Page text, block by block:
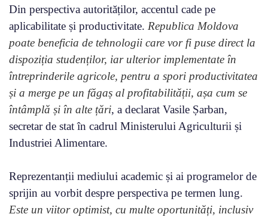
Din perspectiva autorităților, accentul cade pe
aplicabilitate și productivitate. Republica Moldova
poate beneficia de tehnologii care vor fi puse direct la
dispoziția studenților, iar ulterior implementate în
întreprinderile agricole, pentru a spori productivitatea
și a merge pe un făgaș al profitabilității, așa cum se
întâmplă și în alte țări, a declarat Vasile Șarban,
secretar de stat în cadrul Ministerului Agriculturii și
Industriei Alimentare.
Reprezentanții mediului academic și ai programelor de
sprijin au vorbit despre perspectiva pe termen lung.
Este un viitor optimist, cu multe oportunități, inclusiv